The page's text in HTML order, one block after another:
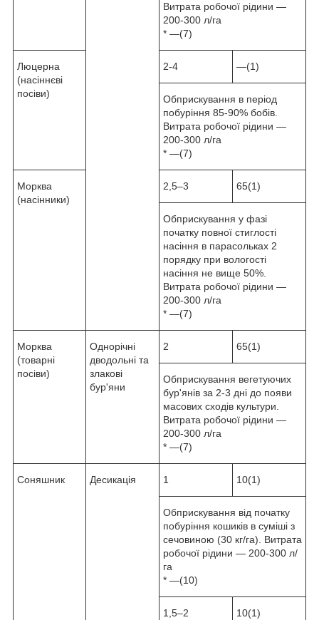
Витрата робочої рідини —
200-300 л/га
* —(7)
Люцерна
(насіннєві
посіви)
2-4 —(1)
Обприскування в період
побуріння 85-90% бобів.
Витрата робочої рідини —
200-300 л/га
* —(7)
Морква
(насінники)
2,5–3 65(1)
Обприскування у фазі
початку повної стиглості
насіння в парасольках 2
порядку при вологості
насіння не вище 50%.
Витрата робочої рідини —
200-300 л/га
* —(7)
Морква
(товарні
посіви)
Однорічні
дводольні та
злакові
бур'яни
2 65(1)
Обприскування вегетуючих
бур'янів за 2-3 дні до появи
масових сходів культури.
Витрата робочої рідини —
200-300 л/га
* —(7)
Соняшник Десикація 1 10(1)
Обприскування від початку
побуріння кошиків в суміші з
сечовиною (30 кг/га). Витрата
робочої рідини — 200-300 л/
га
* —(10)
1,5–2 10(1)